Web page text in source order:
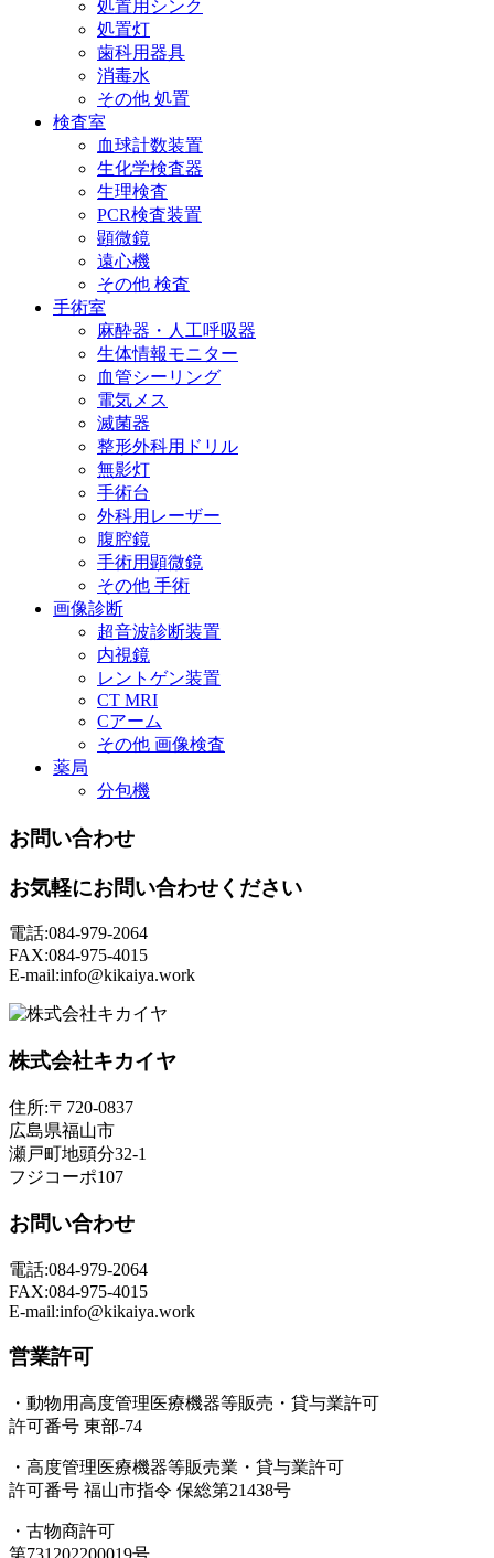
処置用シンク
処置灯
歯科用器具
消毒水
その他 処置
検査室
血球計数装置
生化学検査器
生理検査
PCR検査装置
顕微鏡
遠心機
その他 検査
手術室
麻酔器・人工呼吸器
生体情報モニター
血管シーリング
電気メス
滅菌器
整形外科用ドリル
無影灯
手術台
外科用レーザー
腹腔鏡
手術用顕微鏡
その他 手術
画像診断
超音波診断装置
内視鏡
レントゲン装置
CT MRI
Cアーム
その他 画像検査
薬局
分包機
お問い合わせ
お気軽にお問い合わせください
電話:084-979-2064
FAX:084-975-4015
E-mail:info@kikaiya.work
株式会社キカイヤ
住所:〒720-0837
広島県福山市
瀬戸町地頭分32-1
フジコーポ107
お問い合わせ
電話:084-979-2064
FAX:084-975-4015
E-mail:info@kikaiya.work
営業許可
・動物用高度管理医療機器等販売・貸与業許可
許可番号 東部-74
・高度管理医療機器等販売業・貸与業許可
許可番号 福山市指令 保総第21438号
・古物商許可
第731202200019号